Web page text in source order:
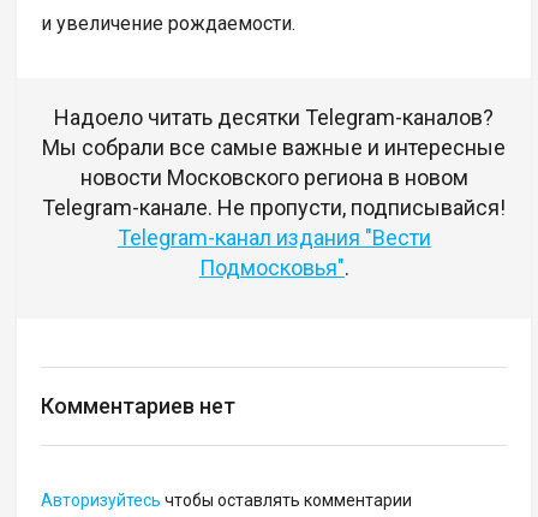
и увеличение рождаемости.
Надоело читать десятки Telegram-каналов?
Мы собрали все самые важные и интересные
новости Московского региона в новом
Telegram-канале. Не пропусти, подписывайся!
Telegram-канал издания "Вести
Подмосковья".
Комментариев нет
Авторизуйтесь чтобы оставлять комментарии